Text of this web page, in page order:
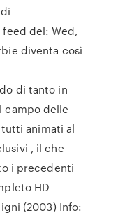
del: Wed,
diventa così
di tanto in
campo delle
animati al
, il che
i precedenti
HD
(2003) Info: